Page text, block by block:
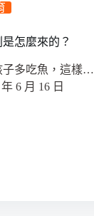
怎麼來的？
子多吃魚，這樣…
6 月 16 日